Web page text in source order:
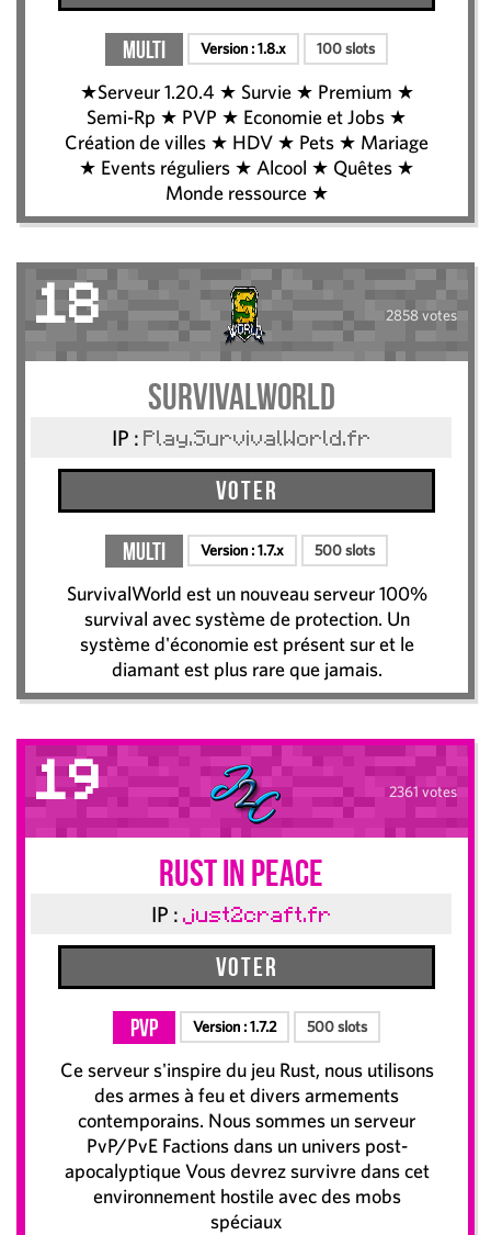
Multi Version :1.8.x 100 slots
★Serveur 1.20.4 ★ Survie ★ Premium ★
Semi-Rp ★ PVP ★ Economie et Jobs ★
Création de villes ★ HDV ★ Pets ★ Mariage
★ Events réguliers ★ Alcool ★ Quêtes ★
Monde ressource ★
18 2858 votes
SurvivalWorld
IP : Play.SurvivalWorld.fr
Voter
Multi Version :1.7.x 500 slots
SurvivalWorld est un nouveau serveur 100%
survival avec système de protection. Un
système d'économie est présent sur et le
diamant est plus rare que jamais.
19 2361 votes
Rust In Peace
IP : just2craft.fr
Voter
PvP Version :1.7.2 500 slots
Ce serveur s'inspire du jeu Rust, nous utilisons
des armes à feu et divers armements
contemporains. Nous sommes un serveur
PvP/PvE Factions dans un univers post-
apocalyptique Vous devrez survivre dans cet
environnement hostile avec des mobs
spéciaux